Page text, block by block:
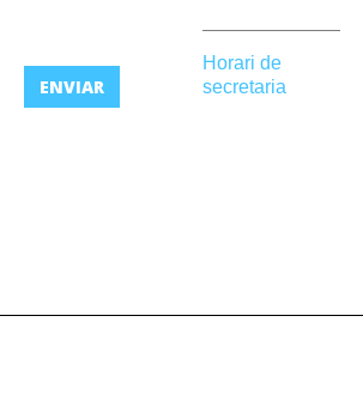
Horari de
secretaria